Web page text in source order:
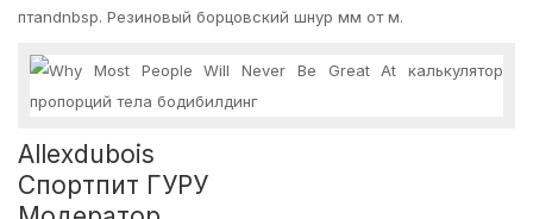
птandnbsp. Резиновый борцовский шнур мм от м.
Allexdubois
Спортпит ГУРУ